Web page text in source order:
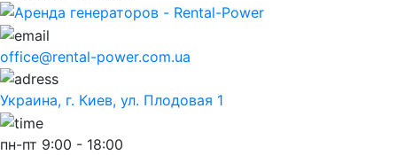
office@rental-power.com.ua
Украина, г. Киев, ул. Плодовая 1
пн-пт 9:00 - 18:00